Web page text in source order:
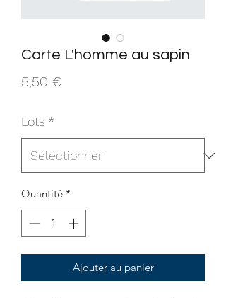
Carte L'homme au sapin
5,50 €
Lots *
Quantité *
Ajouter au panier